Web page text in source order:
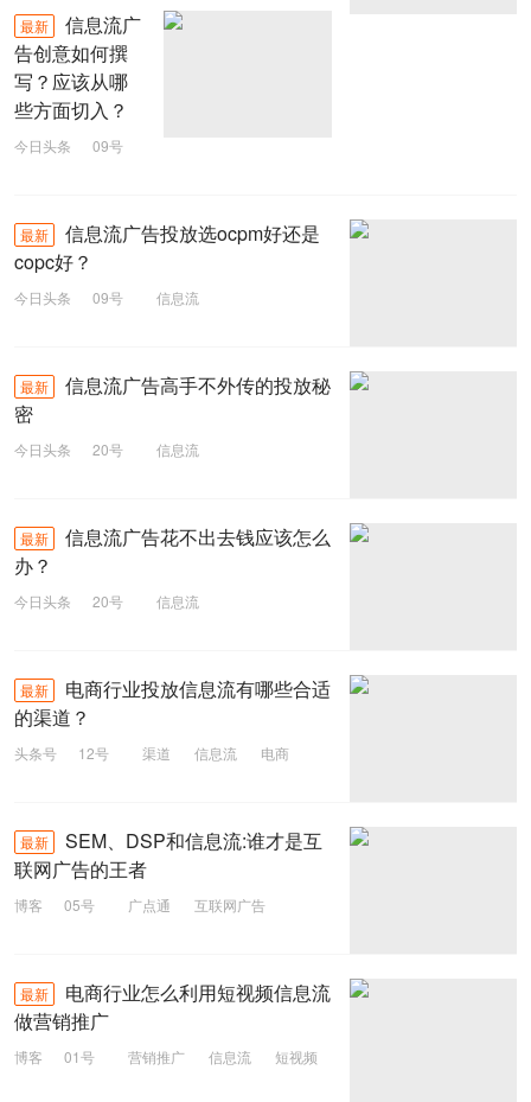
最新
信息流广
告创意如何撰
写？应该从哪
些方面切入？
今日头条
09号
最新
信息流广告投放选ocpm好还是
copc好？
今日头条 09号 信息流
最新
信息流广告高手不外传的投放秘
密
今日头条 20号 信息流
最新
信息流广告花不出去钱应该怎么
办？
今日头条 20号 信息流
最新
电商行业投放信息流有哪些合适
的渠道？
头条号 12号 渠道 信息流 电商
最新
SEM、DSP和信息流:谁才是互
联网广告的王者
博客 05号 广点通
互联网广告
最新
电商行业怎么利用短视频信息流
做营销推广
博客 01号 营销推广 信息流
短视频